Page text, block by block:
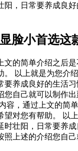
，日常要养成良
脸小首选这
的简单介绍之后
以上就是为您
养成良好的生活
自己就可以制作
，通过上文的简
对您有帮助。
壮阳，日常要养
照上述的介绍您